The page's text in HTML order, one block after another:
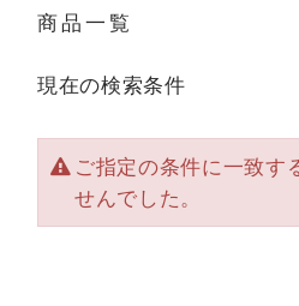
商品一覧
現在の検索条件
ご指定の条件に一致す
せんでした。